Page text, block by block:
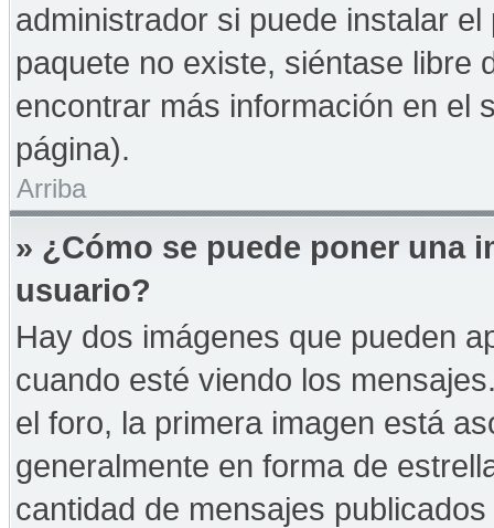
administrador si puede instalar
paquete no existe, siéntase libre
encontrar más información en el
página).
Arriba
» ¿Cómo se puede poner una
usuario?
Hay dos imágenes que pueden
cuando esté viendo los
el foro, la primera imagen está
generalmente en forma de
cantidad de mensajes